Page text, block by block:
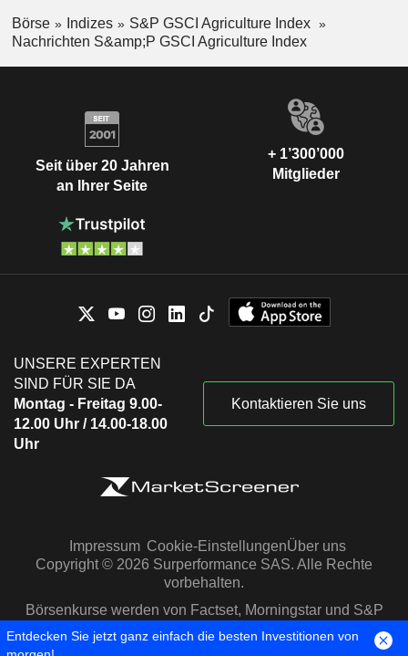
Börse Indizes
S&P GSCI Agriculture Index
Nachrichten S&amp;P GSCI Agriculture Index
Seit über 20 Jahren
an Ihrer Seite
+ 1’300’000
Mitglieder
UNSERE EXPERTEN
SIND FÜR SIE DA
Montag - Freitag 9.00-
12.00 Uhr / 14.00-18.00
Uhr
Kontaktieren Sie uns
Impressum Cookie-EinstellungenÜber uns
Copyright © 2026 Surperformance SAS. Alle Rechte
vorbehalten.
Börsenkurse werden von Factset, Morningstar und S&P
Capital IQ zur Verfügung gestellt
Entdecken Sie jetzt ganz einfach die besten Investitionen von